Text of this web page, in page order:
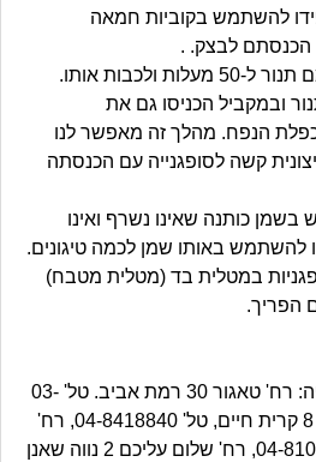
להשתמש בקוביות חמאה
לבצק. .
2. בזמן התפיחה: יש לחמם תנור ל-50 מעלות ולכבות אותו.
ובמקביל הכניסו גם את
הנפח. מהלך זה מאפשר לנו
קשה לסופגנייה עם הכנסתה
בשמן כותנה שאינו נשרף ואינו
להשתמש באותו שמן לכמה טיגונים.
במטלית בד (מטלית מטבח)
הפריך.
סניפי רשת שמו קונדיטוריה: רח' טאגור 30 רמת אביב. טל' 03-
7448070, רח' האיצטדיון 8 קרית חיים, טל' 04-8418840, רח'
מוריה 30 חיפה טל' 04-8104448, רח' שלום עליכם 2 נווה שאנן